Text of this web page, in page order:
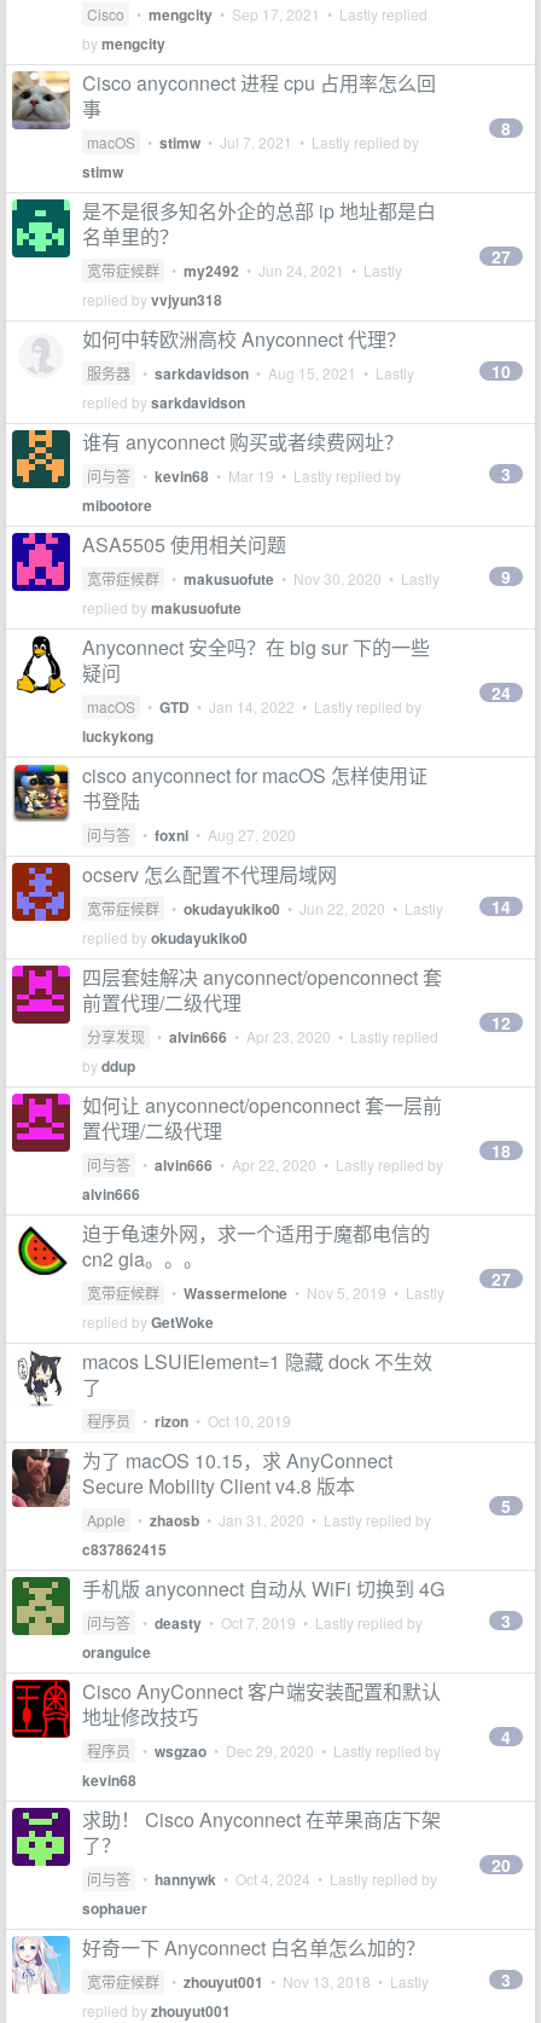
Cisco • mengcity • Sep 17, 2021 • Lastly replied
bymengcity
Cisco anyconnect 进程 cpu 占用率怎么回
事
macOS • stimw • Jul 7, 2021 • Lastly replied by
stimw
8
是不是很多知名外企的总部 ip 地址都是白
名单里的？
宽带症候群 • my2492 • Jun 24, 2021 • Lastly
replied byvvjyun318
27
如何中转欧洲高校 Anyconnect 代理？
服务器 • sarkdavidson • Aug 15, 2021 • Lastly
replied bysarkdavidson
10
谁有 anyconnect 购买或者续费网址？
问与答 • kevin68 • Mar 19 • Lastly replied by
mibootore
3
ASA5505 使用相关问题
宽带症候群 • makusuofute • Nov 30, 2020 • Lastly
replied bymakusuofute
9
Anyconnect 安全吗？在 big sur 下的一些
疑问
macOS • GTD • Jan 14, 2022 • Lastly replied by
luckykong
24
cisco anyconnect for macOS 怎样使用证
书登陆
问与答 • foxni • Aug 27, 2020
ocserv 怎么配置不代理局域网
宽带症候群 • okudayukiko0 • Jun 22, 2020 • Lastly
replied byokudayukiko0
14
四层套娃解决 anyconnect/openconnect 套
前置代理/二级代理
分享发现 • alvin666 • Apr 23, 2020 • Lastly replied
byddup
12
如何让 anyconnect/openconnect 套一层前
置代理/二级代理
问与答 • alvin666 • Apr 22, 2020 • Lastly replied by
alvin666
18
迫于龟速外网，求一个适用于魔都电信的
cn2 gia。。。
宽带症候群 • Wassermelone • Nov 5, 2019 • Lastly
replied byGetWoke
27
macos LSUIElement=1 隐藏 dock 不生效
了
程序员 • rizon • Oct 10, 2019
为了 macOS 10.15，求 AnyConnect
Secure Mobility Client v4.8 版本
Apple • zhaosb • Jan 31, 2020 • Lastly replied by
c837862415
5
手机版 anyconnect 自动从 WiFi 切换到 4G
问与答 • deasty • Oct 7, 2019 • Lastly replied by
oranguice
3
Cisco AnyConnect 客户端安装配置和默认
地址修改技巧
程序员 • wsgzao • Dec 29, 2020 • Lastly replied by
kevin68
4
求助！ Cisco Anyconnect 在苹果商店下架
了？
问与答 • hannywk • Oct 4, 2024 • Lastly replied by
sophauer
20
好奇一下 Anyconnect 白名单怎么加的？
宽带症候群 • zhouyut001 • Nov 13, 2018 • Lastly
replied byzhouyut001
3